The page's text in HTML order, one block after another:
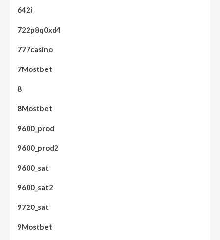
642i
722p8q0xd4
777casino
7Mostbet
8
8Mostbet
9600_prod
9600_prod2
9600_sat
9600_sat2
9720_sat
9Mostbet